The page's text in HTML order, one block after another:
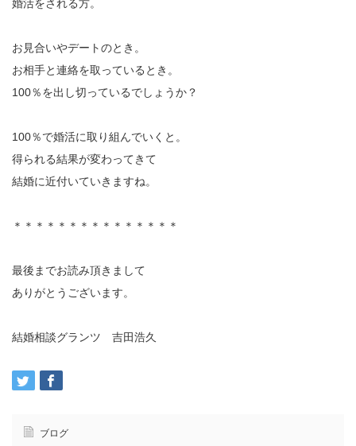
婚活をされる方。
お見合いやデートのとき。
お相手と連絡を取っているとき。
100％を出し切っているでしょうか？
100％で婚活に取り組んでいくと。
得られる結果が変わってきて
結婚に近付いていきますね。
＊＊＊＊＊＊＊＊＊＊＊＊＊＊＊
最後までお読み頂きまして
ありがとうございます。
結婚相談グランツ 吉田浩久
ブログ